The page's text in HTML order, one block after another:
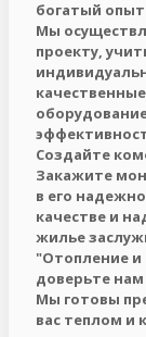
богатый
Мы
проекту,
Создайте
Закажите
в его
качестве и
жилье
"Отопление и
доверьте
Мы готовы
вас теплом